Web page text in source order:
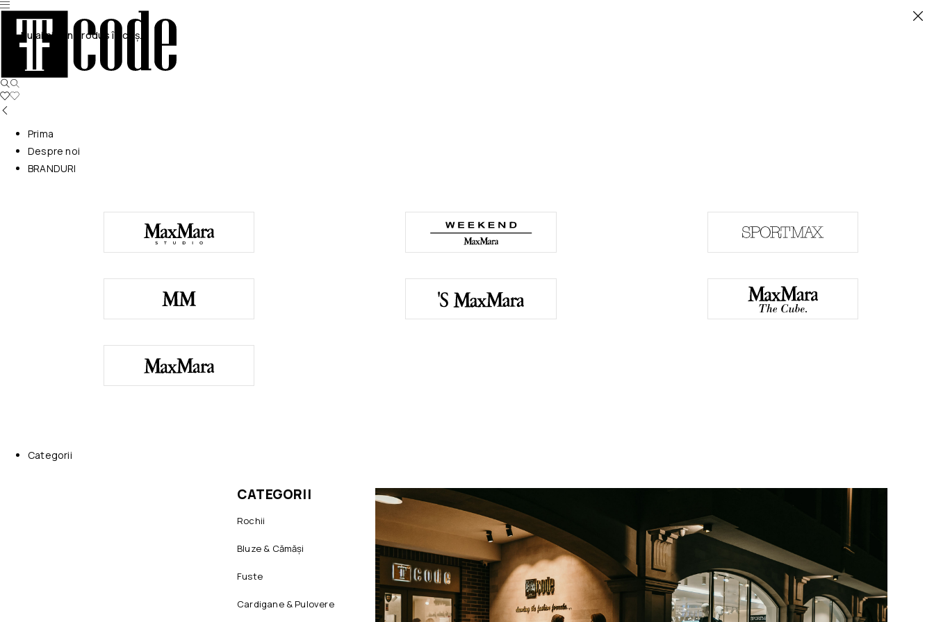
Nu ai niciun produs în coș.
Prima
Despre noi
BRANDURI
Categorii
CATEGORII
Rochii
Bluze & Cămăși
Fuste
Cardigane & Pulovere